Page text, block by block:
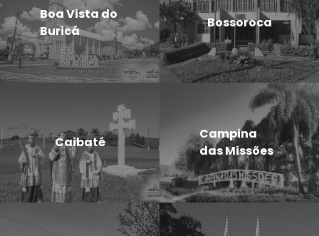
Boa Vista do
Buricá
Bossoroca
Caibaté
Campina
das Missões